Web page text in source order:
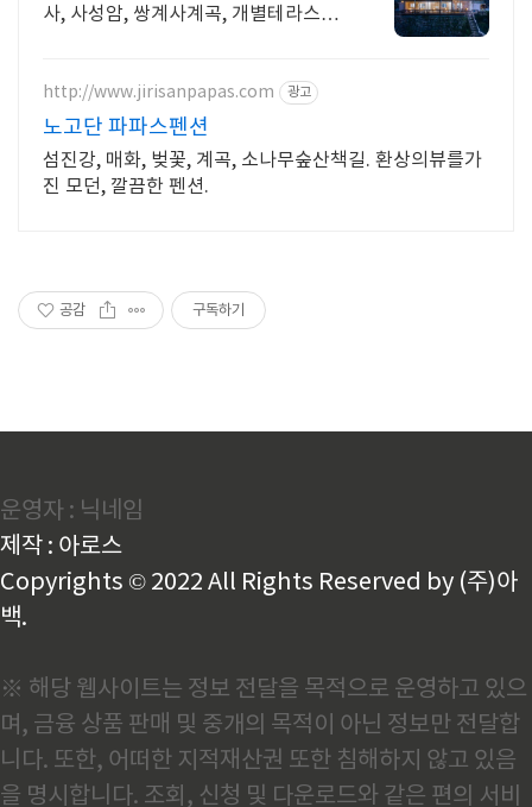
사, 사성암, 쌍계사계곡, 개별테라스바
http://www.jirisanpapas.com 광고
노고단 파파스펜션
섬진강, 매화, 벚꽃, 계곡, 소나무숲산책길. 환상의뷰를가
진 모던, 깔끔한 펜션.
공감 구독하기
운영자 : 닉네임
제작 : 아로스
Copyrights © 2022 All Rights Reserved by (주)아
백.
※ 해당 웹사이트는 정보 전달을 목적으로 운영하고 있으
며, 금융 상품 판매 및 중개의 목적이 아닌 정보만 전달합
니다. 또한, 어떠한 지적재산권 또한 침해하지 않고 있음
을 명시합니다. 조회, 신청 및 다운로드와 같은 편의 서비